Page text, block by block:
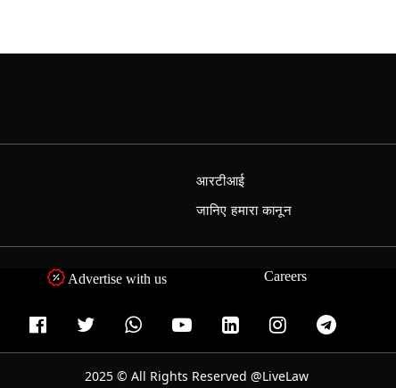
आरटीआई
जानिए हमारा कानून
Advertise with us Careers
2025 © All Rights Reserved @LiveLaw